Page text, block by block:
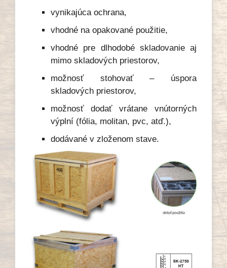
vynikajúca ochrana,
vhodné na opakované použitie,
vhodné pre dlhodobé skladovanie aj
mimo skladových priestorov,
možnosť stohovať – úspora
skladových priestorov,
možnosť dodať vrátane vnútorných
výplní (fólia, molitan, pvc, atď.),
dodávané v zloženom stave.